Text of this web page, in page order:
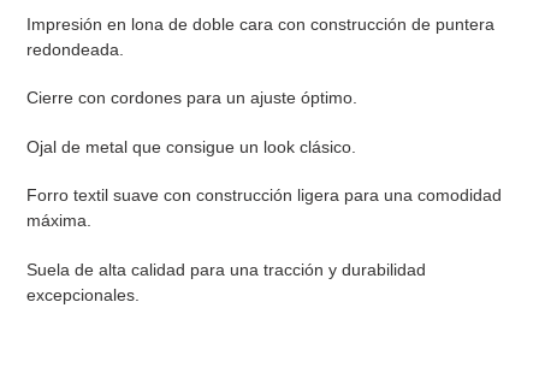
cart
Impresión en lona de doble cara con construcción de puntera
redondeada.
Cierre con cordones para un ajuste óptimo.
Ojal de metal que consigue un look clásico.
Forro textil suave con construcción ligera para una comodidad
máxima.
Suela de alta calidad para una tracción y durabilidad
excepcionales.